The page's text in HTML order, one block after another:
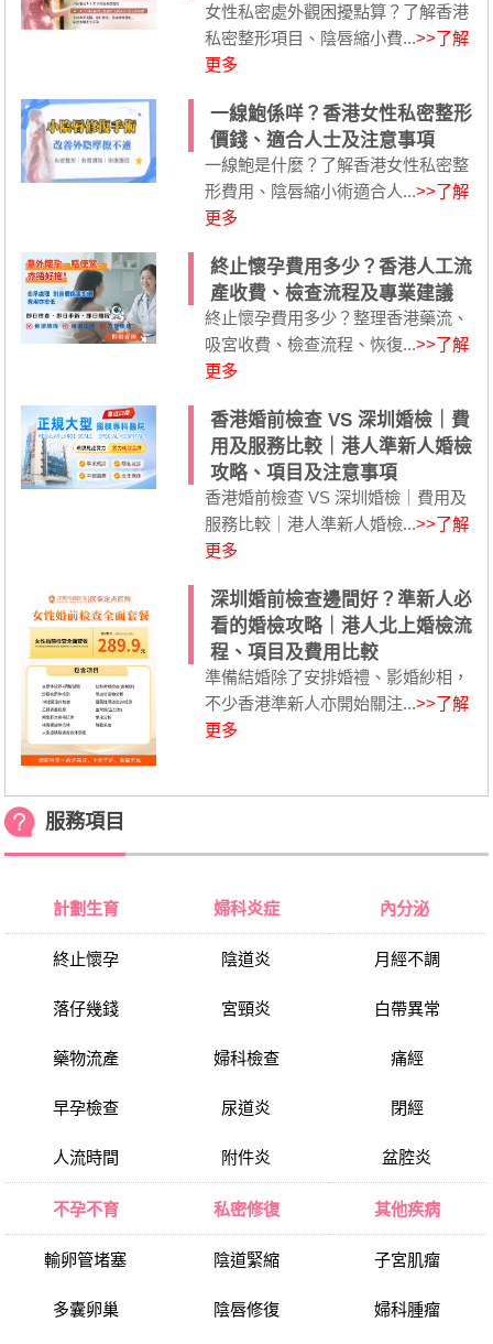
女性私密處外觀困擾點算？了解香港
私密整形項目、陰唇縮小費...>>了解
更多
一線鮑係咩？香港女性私密整形
價錢、適合人士及注意事項
一線鮑是什麼？了解香港女性私密整
形費用、陰唇縮小術適合人...>>了解
更多
終止懷孕費用多少？香港人工流
產收費、檢查流程及專業建議
終止懷孕費用多少？整理香港藥流、
吸宮收費、檢查流程、恢復...>>了解
更多
香港婚前檢查 VS 深圳婚檢｜費
用及服務比較｜港人準新人婚檢
攻略、項目及注意事項
香港婚前檢查 VS 深圳婚檢｜費用及
服務比較｜港人準新人婚檢...>>了解
更多
深圳婚前檢查邊間好？準新人必
看的婚檢攻略｜港人北上婚檢流
程、項目及費用比較
準備結婚除了安排婚禮、影婚紗相，
不少香港準新人亦開始關注...>>了解
更多
服務項目
計劃生育
終止懷孕
落仔幾錢
藥物流產
早孕檢查
人流時間
婦科炎症
陰道炎
宮頸炎
婦科檢查
尿道炎
附件炎
內分泌
月經不調
白帶異常
痛經
閉經
盆腔炎
不孕不育
輸卵管堵塞
多囊卵巢
私密修復
陰道緊縮
陰唇修復
其他疾病
子宮肌瘤
婦科腫瘤